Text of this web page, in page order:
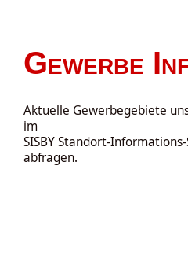
Gewerbe
Aktuelle Gewerbegebiete
im
SISBYStandort-
abfragen.